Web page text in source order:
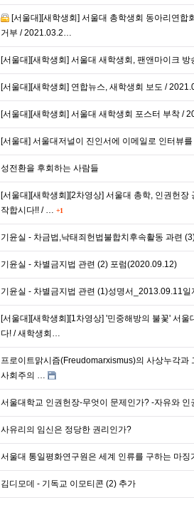
[서울대][새학생회] 서울대 총학생회 동아리연합
거부 / 2021.03.2…
[서울대][새학생회] 서울대 새학생회, 팬앤마이크
[서울대][새학생회] 연합뉴스, 새학생회 보도 /
[서울대][새학생회] 서울대 새학생회 포스터 부착 /
[서울대] 서울대저널이 진인서에 이메일로 인터뷰
성전환을 후회하는 사람들
[서울대][새학생회][2차영상] 서울대 총학, 인권헌장
작합시다!! / … +1
기윤실 - 차금법,낙태죄헌법불합치후속활동 과련
기윤실 - 차별금지법 관련 (2) 포럼(2020.09.12)
기윤실 - 차별금지법 관련 (1)성명서_2013.09.11일
[서울대][새학생회][1차영상] '민중해방의 불꽃' 서울
다! / 새학생회…
프로이트맑시즘(Freudomarxismus)의 사상누각과
사회주의 …
서울대학교 인권헌장-무엇이 문제인가? -자유와
사유리의 임신은 정당한 권리인가?
서울대 통일평화연구원은 세계 인류를 구하는 마징
김디모데 - 기독교 이모티콘 (2) 추가